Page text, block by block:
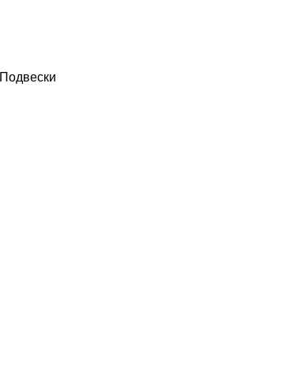
Подвески